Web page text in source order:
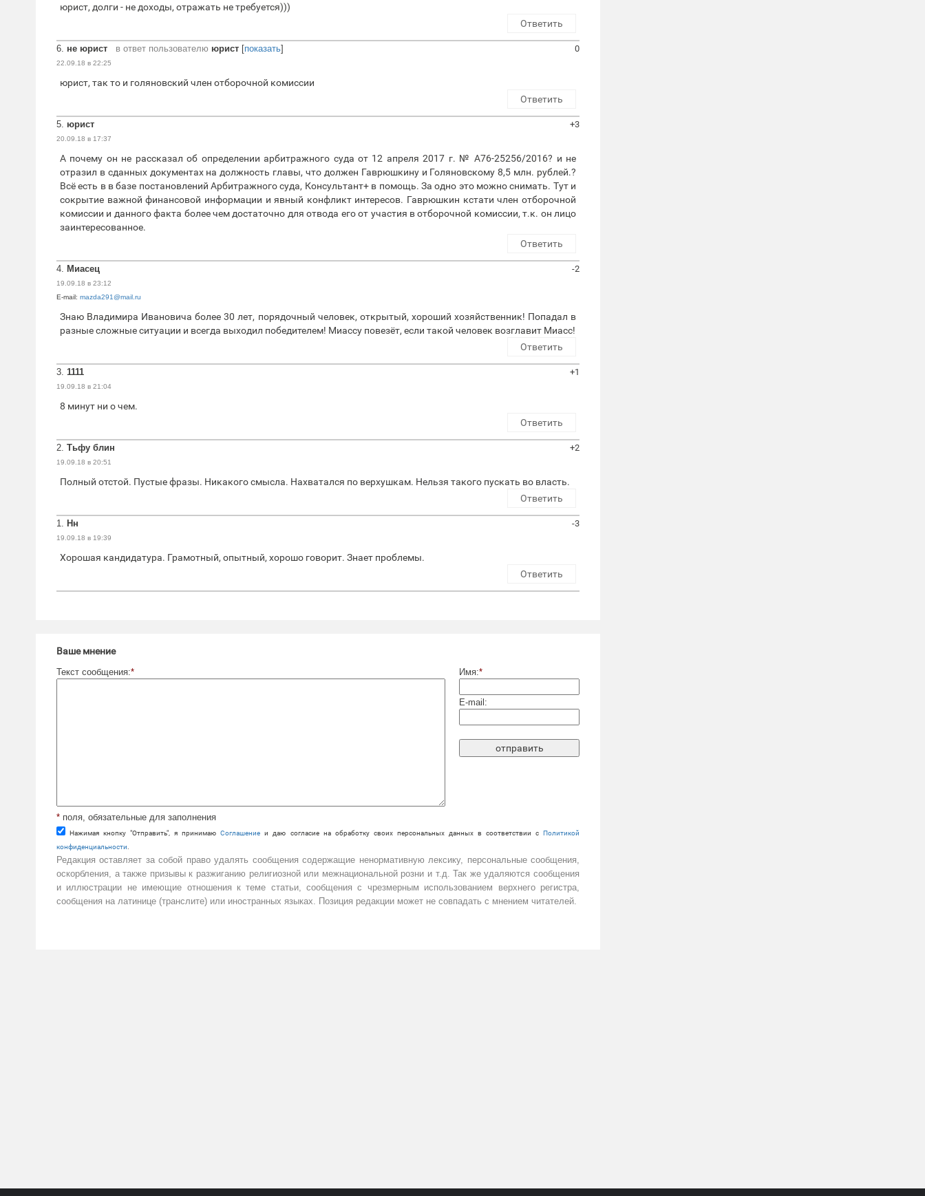
юрист, долги - не доходы, отражать не требуется)))
Ответить
6. не юрист в ответ пользователю юрист [показать]
22.09.18 в 22:25
0
юрист, так то и голяновский член отборочной комиссии
Ответить
5. юрист
20.09.18 в 17:37
+3
А почему он не рассказал об определении арбитражного суда от 12 апреля 2017 г. № А76-25256/2016? и не
отразил в сданных документах на должность главы, что должен Гаврюшкину и Голяновскому 8,5 млн. рублей.?
Всё есть в в базе постановлений Арбитражного суда, Консультант+ в помощь. За одно это можно снимать. Тут и
сокрытие важной финансовой информации и явный конфликт интересов. Гаврюшкин кстати член отборочной
комиссии и данного факта более чем достаточно для отвода его от участия в отборочной комиссии, т.к. он лицо
заинтересованное.
Ответить
4. Миасец
19.09.18 в 23:12
E-mail: mazda291@mail.ru
-2
Знаю Владимира Ивановича более 30 лет, порядочный человек, открытый, хороший хозяйственник! Попадал в
разные сложные ситуации и всегда выходил победителем! Миассу повезёт, если такой человек возглавит Миасс!
Ответить
3. 1111
19.09.18 в 21:04
+1
8 минут ни о чем.
Ответить
2. Тьфу блин
19.09.18 в 20:51
+2
Полный отстой. Пустые фразы. Никакого смысла. Нахватался по верхушкам. Нельзя такого пускать во власть.
Ответить
1. Нн
19.09.18 в 19:39
-3
Хорошая кандидатура. Грамотный, опытный, хорошо говорит. Знает проблемы.
Ответить
Ваше мнение
Текст сообщения:* Имя:*
E-mail:
* поля, обязательные для заполнения
Нажимая кнопку "Отправить", я принимаюCоглашение и даю согласие на обработку своих персональных данных в соответствии сПолитикой
конфиденциальности
Редакция оставляет за собой право удалять сообщения содержащие ненормативную лексику, персональные сообщения,
оскорбления, а также призывы к разжиганию религиозной или межнациональной розни и т.д. Так же удаляются сообщения
и иллюстрации не имеющие отношения к теме статьи, сообщения с чрезмерным использованием верхнего регистра,
сообщения на латинице (транслите) или иностранных языках. Позиция редакции может не совпадать с мнением читателей.